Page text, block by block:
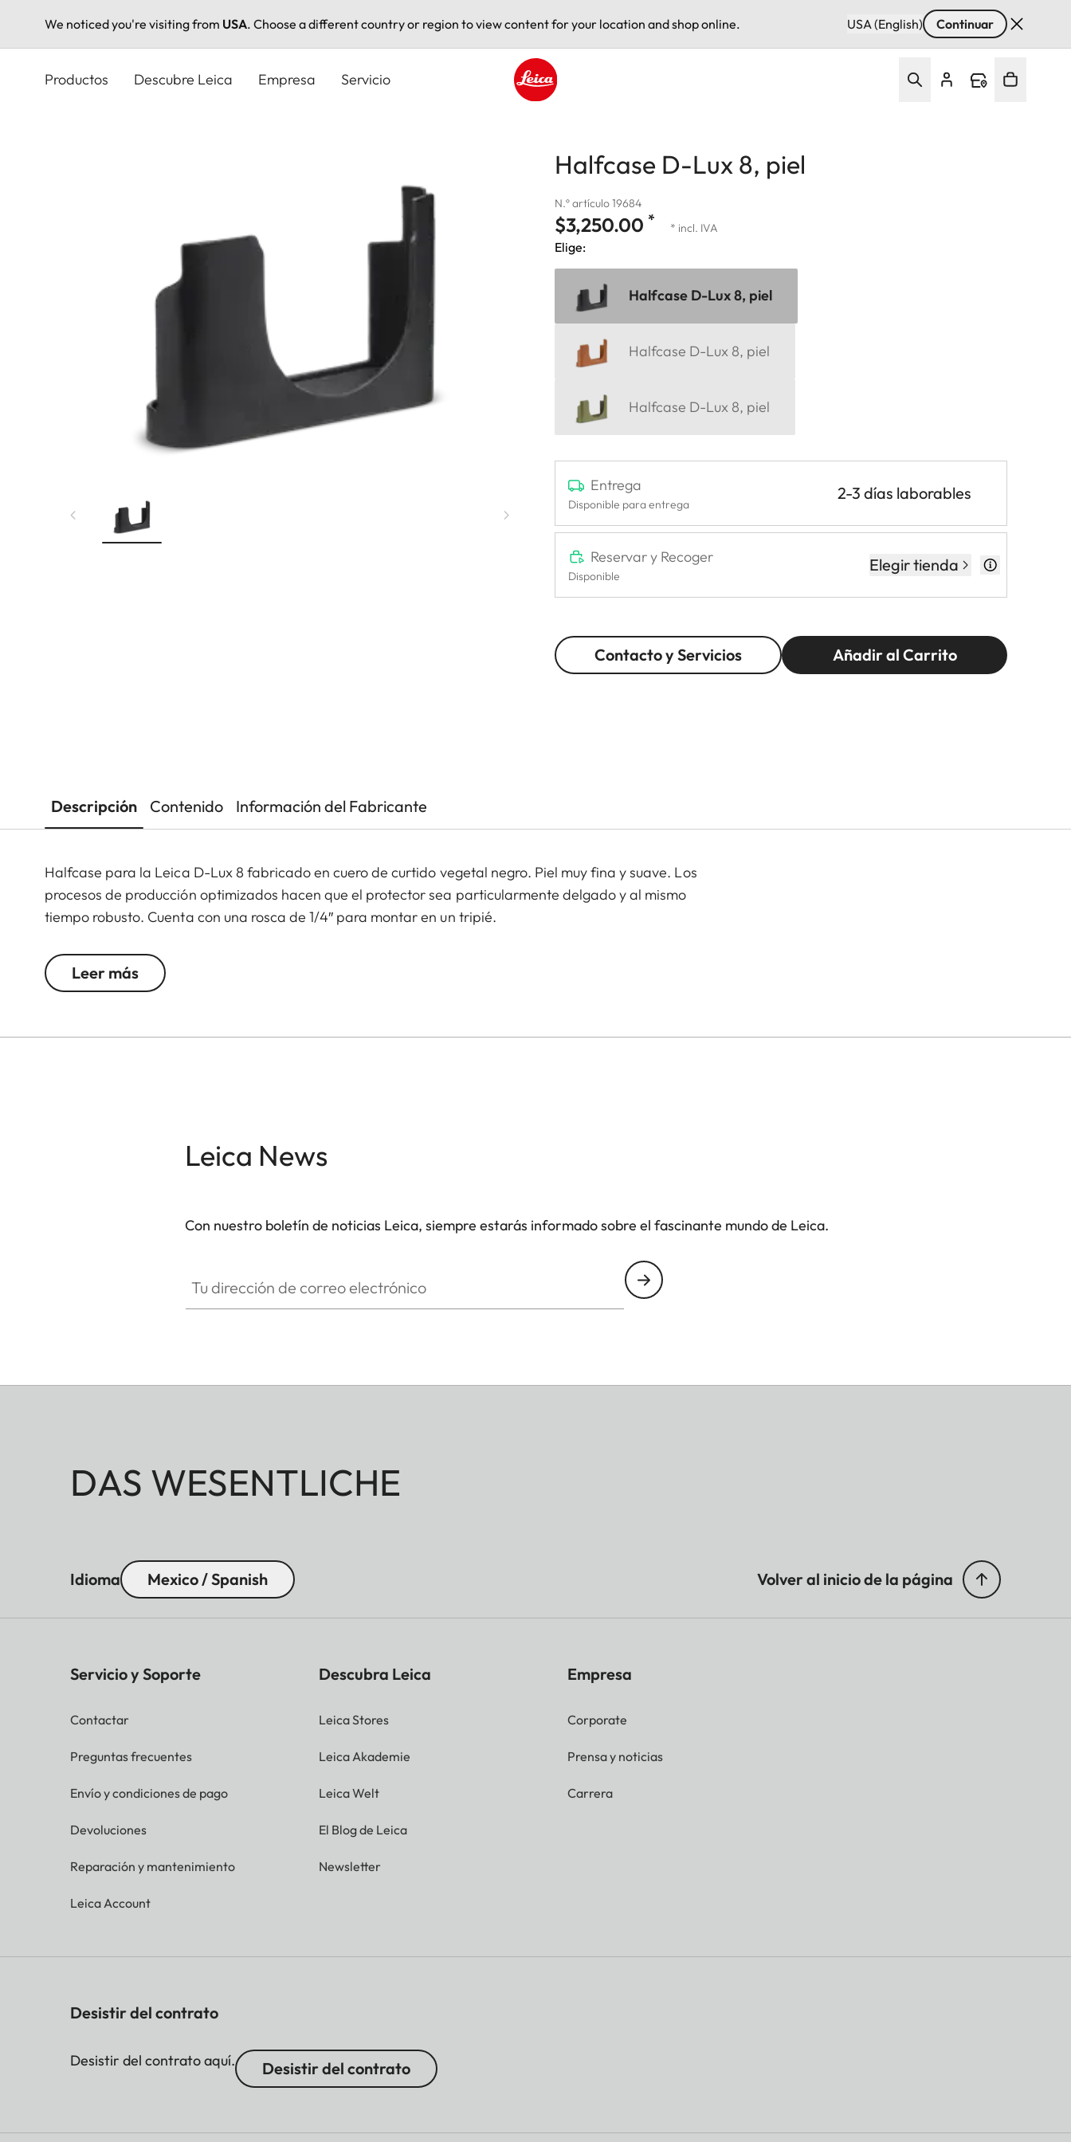
We noticed you're visiting from USA. Choose a different country or region to view content for your location and shop online. USA (English) Continuar
Productos Descubre Leica Empresa Servicio
Halfcase D-Lux 8, piel
N.º artículo 19684
$3,250.00 * * incl. IVA
Elige:
Halfcase D-Lux 8, piel
Halfcase D-Lux 8, piel
Halfcase D-Lux 8, piel
Entrega
Disponible para entrega
2-3 días laborables
Reservar y Recoger
Disponible
Elegir tienda
Contacto y Servicios Añadir al Carrito
Descripción Contenido Información del Fabricante
Halfcase para la Leica D-Lux 8 fabricado en cuero de curtido vegetal negro. Piel muy fina y suave. Los
procesos de producción optimizados hacen que el protector sea particularmente delgado y al mismo
tiempo robusto. Cuenta con una rosca de 1/4″ para montar en un tripié.
Leer más
Leica News
Con nuestro boletín de noticias Leica, siempre estarás informado sobre el fascinante mundo de Leica.
DAS WESENTLICHE
Idioma Mexico / Spanish Volver al inicio de la página
Servicio y Soporte
Contactar
Preguntas frecuentes
Envío y condiciones de pago
Devoluciones
Reparación y mantenimiento
Leica Account
Descubra Leica
Leica Stores
Leica Akademie
Leica Welt
El Blog de Leica
Newsletter
Empresa
Corporate
Prensa y noticias
Carrera
Desistir del contrato
Desistir del contrato aquí. Desistir del contrato